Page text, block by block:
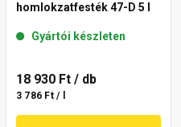
homlokzatfesték 47-D 5 l
Gyártói készleten
18 930 Ft / db
3 786 Ft / l